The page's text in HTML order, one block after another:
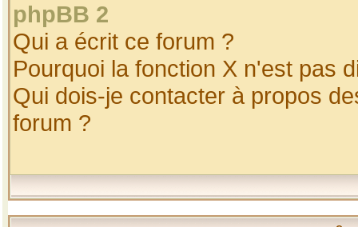
phpBB 2
Qui a écrit ce forum ?
Pourquoi la fonction X n'est pas
Qui dois-je contacter à propos
forum ?